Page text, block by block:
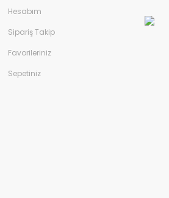
Hesabım
Sipariş Takip
Favorileriniz
Sepetiniz